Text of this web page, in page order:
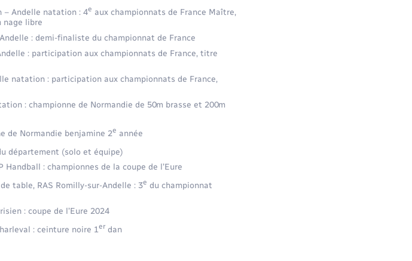
– Andelle natation : 4e aux championnats de France Maître,
nage libre
: demi-finaliste du championnat de France
: participation aux championnats de France, titre
natation : participation aux championnats de France,
: championne de Normandie de 50m brasse et 200m
de Normandie benjamine 2e année
département (solo et équipe)
: championnes de la coupe de l’Eure
table, RAS Romilly-sur-Andelle : 3e du championnat
: coupe de l’Eure 2024
: ceinture noire 1er dan